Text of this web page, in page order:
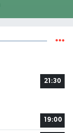
21:30
19:00